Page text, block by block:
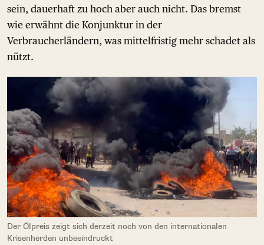
sein, dauerhaft zu hoch aber auch nicht. Das bremst
wie erwähnt die Konjunktur in der
Verbraucherländern, was mittelfristig mehr schadet als
nützt.
Der Ölpreis zeigt sich derzeit noch von den internationalen
Krisenherden unbeeindruckt